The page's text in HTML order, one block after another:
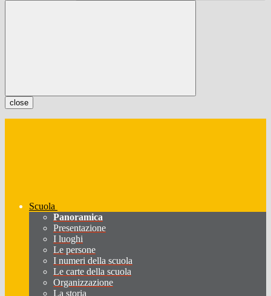
close
Scuola
Panoramica
Presentazione
I luoghi
Le persone
I numeri della scuola
Le carte della scuola
Organizzazione
La storia